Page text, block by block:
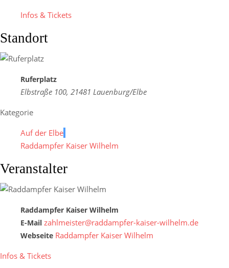
Infos & Tickets
Standort
Ruferplatz
Elbstraße 100, 21481 Lauenburg/Elbe
Kategorie
Auf der Elbe
Raddampfer Kaiser Wilhelm
Veranstalter
Raddampfer Kaiser Wilhelm
E-Mail zahlmeister@raddampfer-kaiser-wilhelm.de
Webseite Raddampfer Kaiser Wilhelm
Infos & Tickets